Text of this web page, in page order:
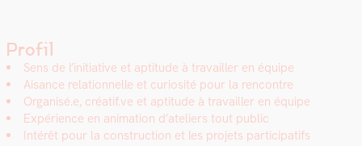
Profil
Sens de l’initiative et apti­tude à tra­vailler en équipe
Aisance rela­tion­nelle et curiosité pour la ren­con­tre
Organisé.e, créatif.ve et apti­tude à tra­vailler en équipe
Expéri­ence en ani­ma­tion d’ateliers tout pub­lic
Intérêt pour la con­struc­tion et les pro­jets par­tic­i­pat­ifs